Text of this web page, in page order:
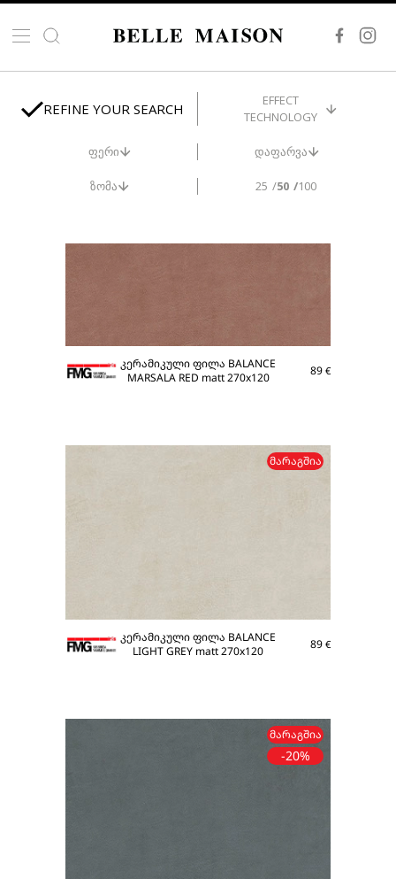
REFINE YOUR SEARCH
EFFECT
TECHNOLOGY
ფერი დაფარვა
ზომა 25 50 100
ᲛᲐᲠᲐᲒᲨᲘᲐ
კერამიკული ფილა BALANCE
MARSALA RED matt 270x120
89 €
ᲛᲐᲠᲐᲒᲨᲘᲐ
კერამიკული ფილა BALANCE
LIGHT GREY matt 270x120
89 €
ᲛᲐᲠᲐᲒᲨᲘᲐ
-20%